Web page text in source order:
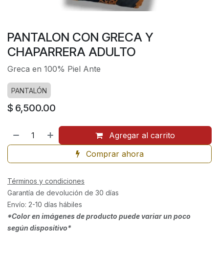
PANTALON CON GRECA Y
CHAPARRERA ADULTO
Greca en 100% Piel Ante
PANTALÓN
$ 6,500.00
Agregar al carrito
Comprar ahora
Términos y condiciones
Garantía de devolución de 30 días
Envío: 2-10 días hábiles
*Color en imágenes de producto puede variar un poco
según dispositivo*